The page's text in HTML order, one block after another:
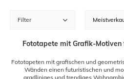
Filter
Fototapete mit Grafik-
Fototapeten mit grafischen und
Wänden einen futuristischen und
gradliniges und trendiges